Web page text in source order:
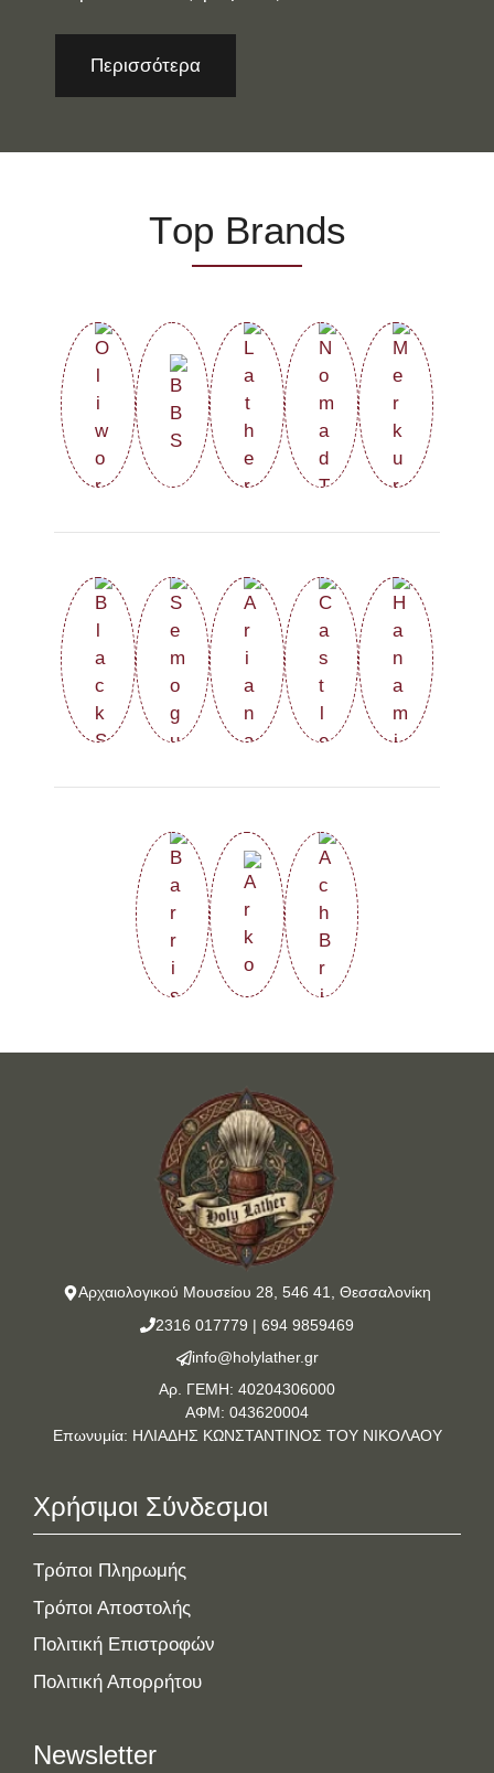
Περισσότερα
Τop Brands
Αρχαιολογικού Μουσείου 28, 546 41, Θεσσαλονίκη
2316 017779 | 694 9859469
info@holylather.gr
Αρ. ΓΕΜΗ: 40204306000
ΑΦΜ: 043620004
Επωνυμία: ΗΛΙΑΔΗΣ ΚΩΝΣΤΑΝΤΙΝΟΣ ΤΟΥ ΝΙΚΟΛΑΟΥ
Χρήσιμοι Σύνδεσμοι
Τρόποι Πληρωμής
Τρόποι Αποστολής
Πολιτική Επιστροφών
Πολιτική Απορρήτου
Newsletter